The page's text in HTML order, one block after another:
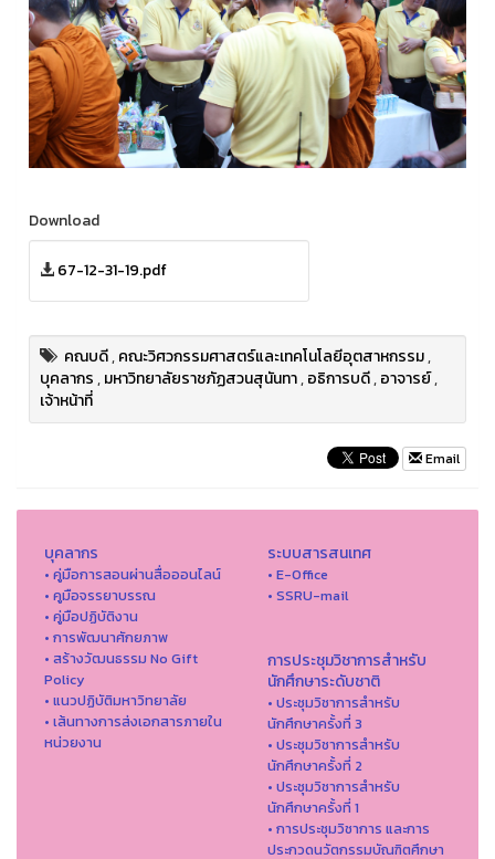
Download
67-12-31-19.pdf
คณบดี,คณะวิศวกรรมศาสตร์และเทคโนโลยีอุตสาหกรรม,
บุคลากร,มหาวิทยาลัยราชภัฏสวนสุนันทา,อธิการบดี,อาจารย์,
เจ้าหน้าที่
Email
บุคลากร
• คู่มือการสอนผ่านสื่อออนไลน์
• คูมือจรรยาบรรณ
• คู่มือปฏิบัติงาน
• การพัฒนาศักยภาพ
• สร้างวัฒนธรรม No Gift
Policy
• แนวปฏิบัติมหาวิทยาลัย
• เส้นทางการส่งเอกสารภายใน
หน่วยงาน
ระบบสารสนเทศ
• E-Office
• SSRU-mail
การประชุมวิชาการสำหรับ
นักศึกษาระดับชาติ
• ประชุมวิชาการสำหรับ
นักศึกษาครั้งที่ 3
• ประชุมวิชาการสำหรับ
นักศึกษาครั้งที่ 2
• ประชุมวิชาการสำหรับ
นักศึกษาครั้งที่ 1
• การประชุมวิชาการ และการ
ประกวดนวัตกรรมบัณฑิตศึกษา